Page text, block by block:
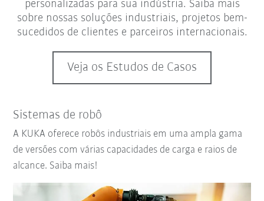
personalizadas para sua indústria. Saiba mais
sobre nossas soluções industriais, projetos bem-
sucedidos de clientes e parceiros internacionais.
Veja os Estudos de Casos
Sistemas de robô
A KUKA oferece robôs industriais em uma ampla gama
de versões com várias capacidades de carga e raios de
alcance. Saiba mais!